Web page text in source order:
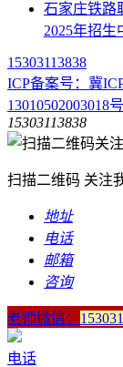
石家庄铁路
2025年招生
15303113838
ICP备案号：冀
13010502003018号
15303113838
扫描二维码 关注
地址
电话
邮箱
咨询
老师微信：
电话